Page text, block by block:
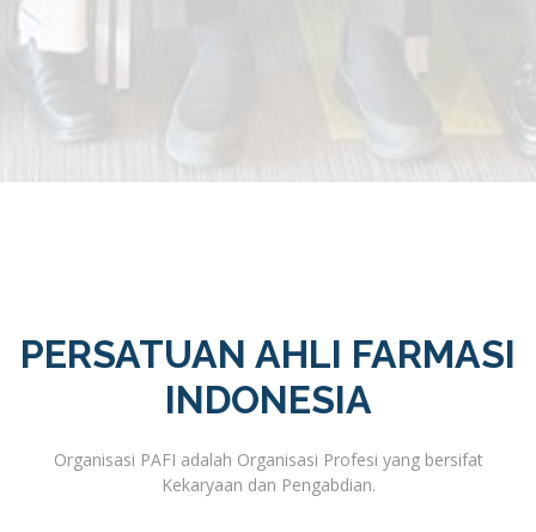
PERSATUAN AHLI FARMASI
INDONESIA
Organisasi PAFI adalah Organisasi Profesi yang bersifat
Kekaryaan dan Pengabdian.